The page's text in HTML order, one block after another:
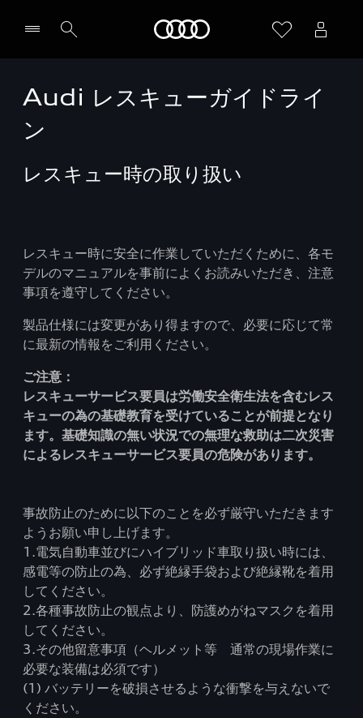
Audi レスキューガイドライ
ン
レスキュー時の取り扱い
レスキュー時に安全に作業していただくために、各モ
デルのマニュアルを事前によくお読みいただき、注意
事項を遵守してください。
製品仕様には変更があり得ますので、必要に応じて常
に最新の情報をご利用ください。
ご注意：
レスキューサービス要員は労働安全衛生法を含むレス
キューの為の基礎教育を受けていることが前提となり
ます。基礎知識の無い状況での無理な救助は二次災害
によるレスキューサービス要員の危険があります。
事故防止のために以下のことを必ず厳守いただきます
ようお願い申し上げます。
1.電気自動車並びにハイブリッド車取り扱い時には、
感電等の防止の為、必ず絶縁手袋および絶縁靴を着用
してください。
2.各種事故防止の観点より、防護めがねマスクを着用
してください。
3.その他留意事項（ヘルメット等 通常の現場作業に
必要な装備は必須です）
(1) バッテリーを破損させるような衝撃を与えないで
ください。